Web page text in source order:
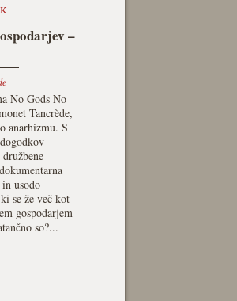
–
No Gods No
Tancrède,
anarhizmu. S
usodo
se že več kot
gospodarjem
so?...